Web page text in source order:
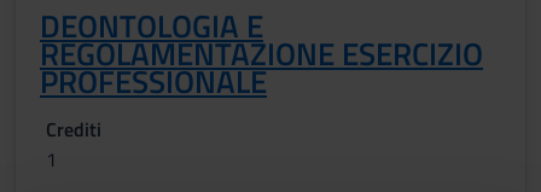
DEONTOLOGIA E
REGOLAMENTAZIONE ESERCIZIO
PROFESSIONALE
Crediti
1